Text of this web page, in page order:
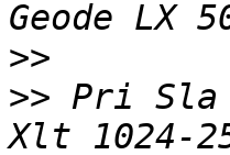
>>
>> Pri Sla